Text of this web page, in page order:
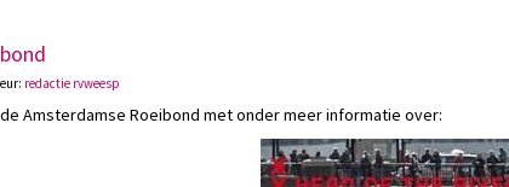
redactie rvweesp
Amsterdamse Roeibond met onder meer informatie over: